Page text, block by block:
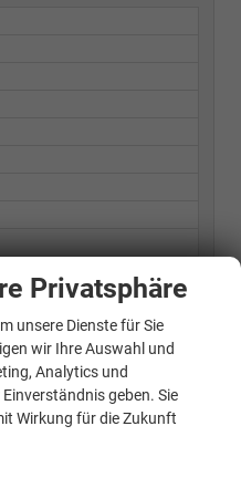
Privatsphäre
unsere Dienste für Sie
wir Ihre Auswahl und
Analytics und
geben. Sie
Wirkung für die Zukunft